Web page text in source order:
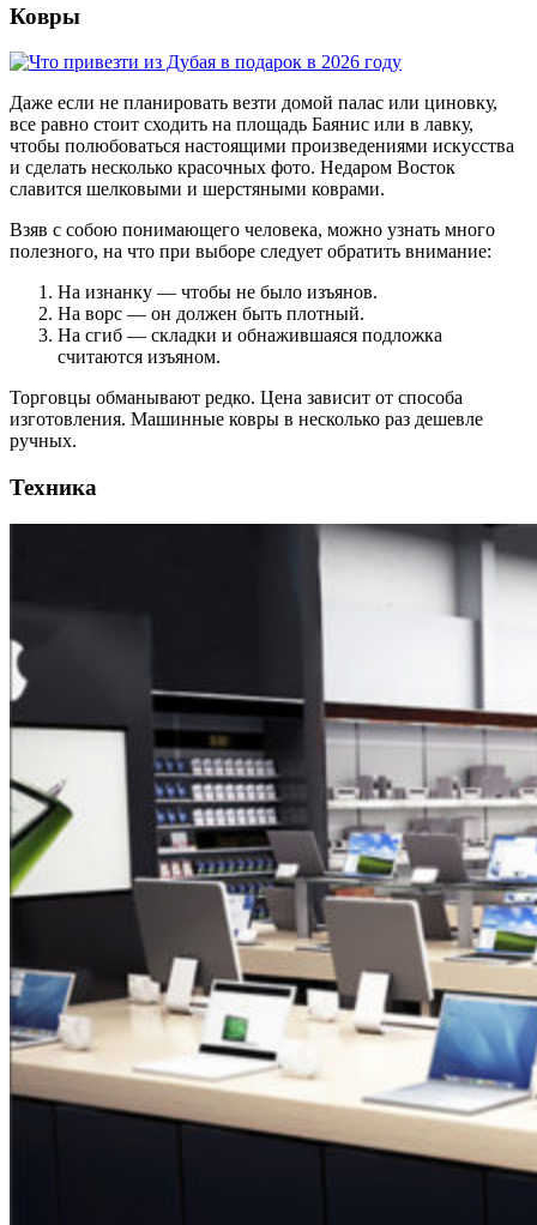
Ковры
Даже если не планировать везти домой палас или циновку,
все равно стоит сходить на площадь Баянис или в лавку,
чтобы полюбоваться настоящими произведениями искусства
и сделать несколько красочных фото. Недаром Восток
славится шелковыми и шерстяными коврами.
Взяв с собою понимающего человека, можно узнать много
полезного, на что при выборе следует обратить внимание:
На изнанку — чтобы не было изъянов.
На ворс — он должен быть плотный.
На сгиб — складки и обнажившаяся подложка
считаются изъяном.
Торговцы обманывают редко. Цена зависит от способа
изготовления. Машинные ковры в несколько раз дешевле
ручных.
Техника